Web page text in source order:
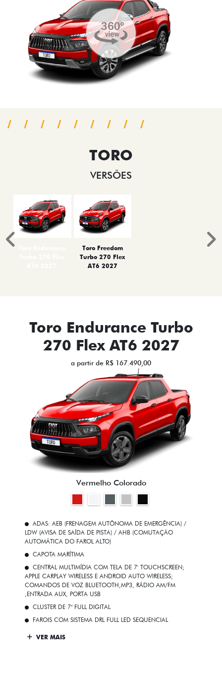
TORO
VERSÕES
Toro Freedom
Turbo 270 Flex
AT6 2027
Anterior
Toro Endurance Turbo
270 Flex AT6 2027
a partir de R$ 167.490,00
Vermelho Colorado
ADAS: AEB (FRENAGEM AUTÔNOMA DE EMERGÊNCIA) /
LDW (AVISA DE SAÍDA DE PISTA) / AHB (COMUTAÇÃO
AUTOMÁTICA DO FAROL ALTO)
CAPOTA MARÍTIMA
CENTRAL MULTIMÍDIA COM TELA DE 7' TOUCHSCREEN;
APPLE CARPLAY WIRELESS E ANDROID AUTO WIRELESS;
COMANDOS DE VOZ BLUETOOTH,MP3, RÁDIO AM/FM
,ENTRADA AUX, PORTA USB
CLUSTER DE 7" FULL DIGITAL
FAROIS COM SISTEMA DRL FULL LED SEQUENCIAL
VER MAIS